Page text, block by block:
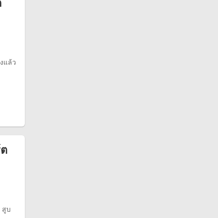
แล้ว
สูบ